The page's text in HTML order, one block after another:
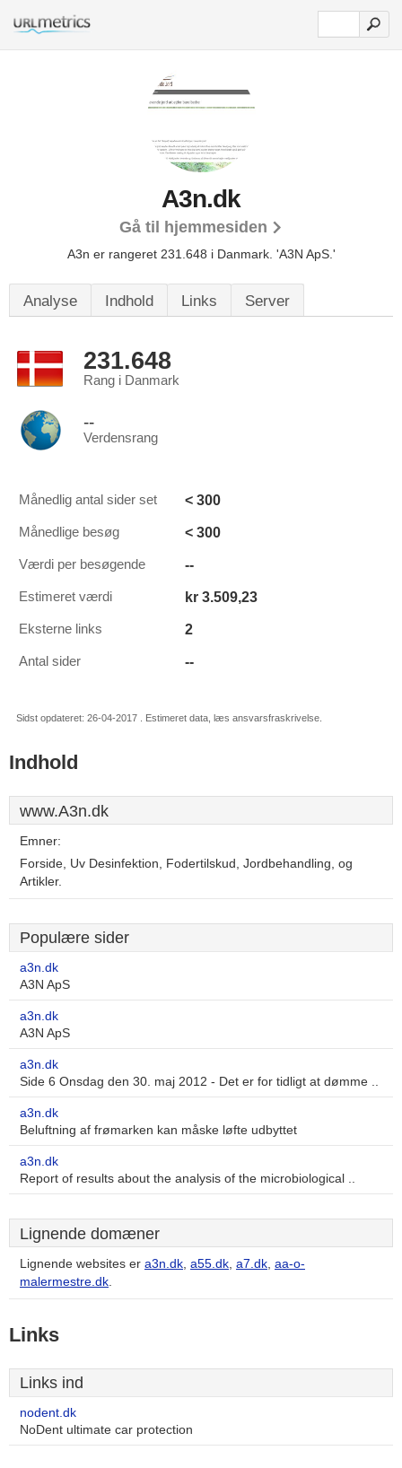
A3n.dk
Gå til hjemmesiden
A3n er rangeret 231.648 i Danmark. 'A3N ApS.'
Analyse Indhold Links Server
231.648
Rang i Danmark
--
Verdensrang
Månedlig antal sider set < 300
Månedlige besøg < 300
Værdi per besøgende --
Estimeret værdi kr 3.509,23
Eksterne links 2
Antal sider --
Sidst opdateret: 26-04-2017 . Estimeret data, læs ansvarsfraskrivelse.
Indhold
www.A3n.dk
Emner:
Forside, Uv Desinfektion, Fodertilskud, Jordbehandling, og
Artikler.
Populære sider
a3n.dk
A3N ApS
a3n.dk
A3N ApS
a3n.dk
Side 6 Onsdag den 30. maj 2012 - Det er for tidligt at dømme ..
a3n.dk
Beluftning af frømarken kan måske løfte udbyttet
a3n.dk
Report of results about the analysis of the microbiological ..
Lignende domæner
Lignende websites er a3n.dk, a55.dk, a7.dk, aa-o-
malermestre.dk.
Links
Links ind
nodent.dk
NoDent ultimate car protection